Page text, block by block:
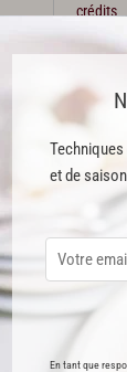
et de
En tant que
crédits